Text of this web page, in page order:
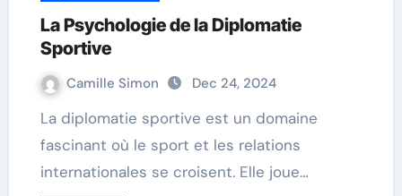
La Psychologie de la Diplomatie
Sportive
Camille Simon Dec 24, 2024
La diplomatie sportive est un domaine
fascinant où le sport et les relations
internationales se croisent. Elle joue…